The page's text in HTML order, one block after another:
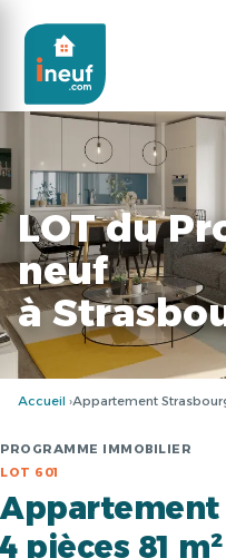
LOT du
neuf
à
Accueil Appartement
PROGRAMME IMMOBILIER
LOT 601
Appartement
4 pièces 81 m²